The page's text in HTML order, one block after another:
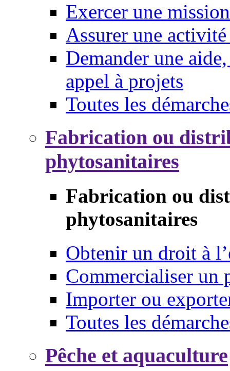
Exercer une mission
Assurer une
Demander une
appel à projets
Toutes les
Fabrication ou
phytosanitaires
Fabrication ou
phytosanitaires
Obtenir un droit à
Commercialiser un
Importer ou
Toutes les
Pêche et aquaculture